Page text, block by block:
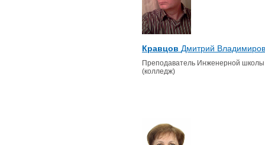
Кравцов Дмитрий
Преподаватель Инженерной
(колледж)